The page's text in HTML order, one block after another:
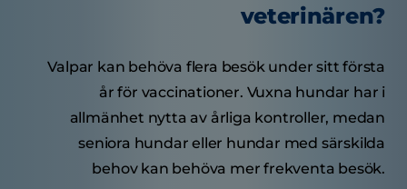
veterinären?
Valpar kan behöva flera besök under sitt första
år för vaccinationer. Vuxna hundar har i
allmänhet nytta av årliga kontroller, medan
seniora hundar eller hundar med särskilda
behov kan behöva mer frekventa besök.